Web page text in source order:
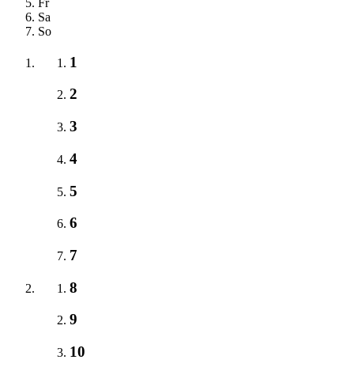
Fr
Sa
So
1
2
3
4
5
6
7
8
9
10